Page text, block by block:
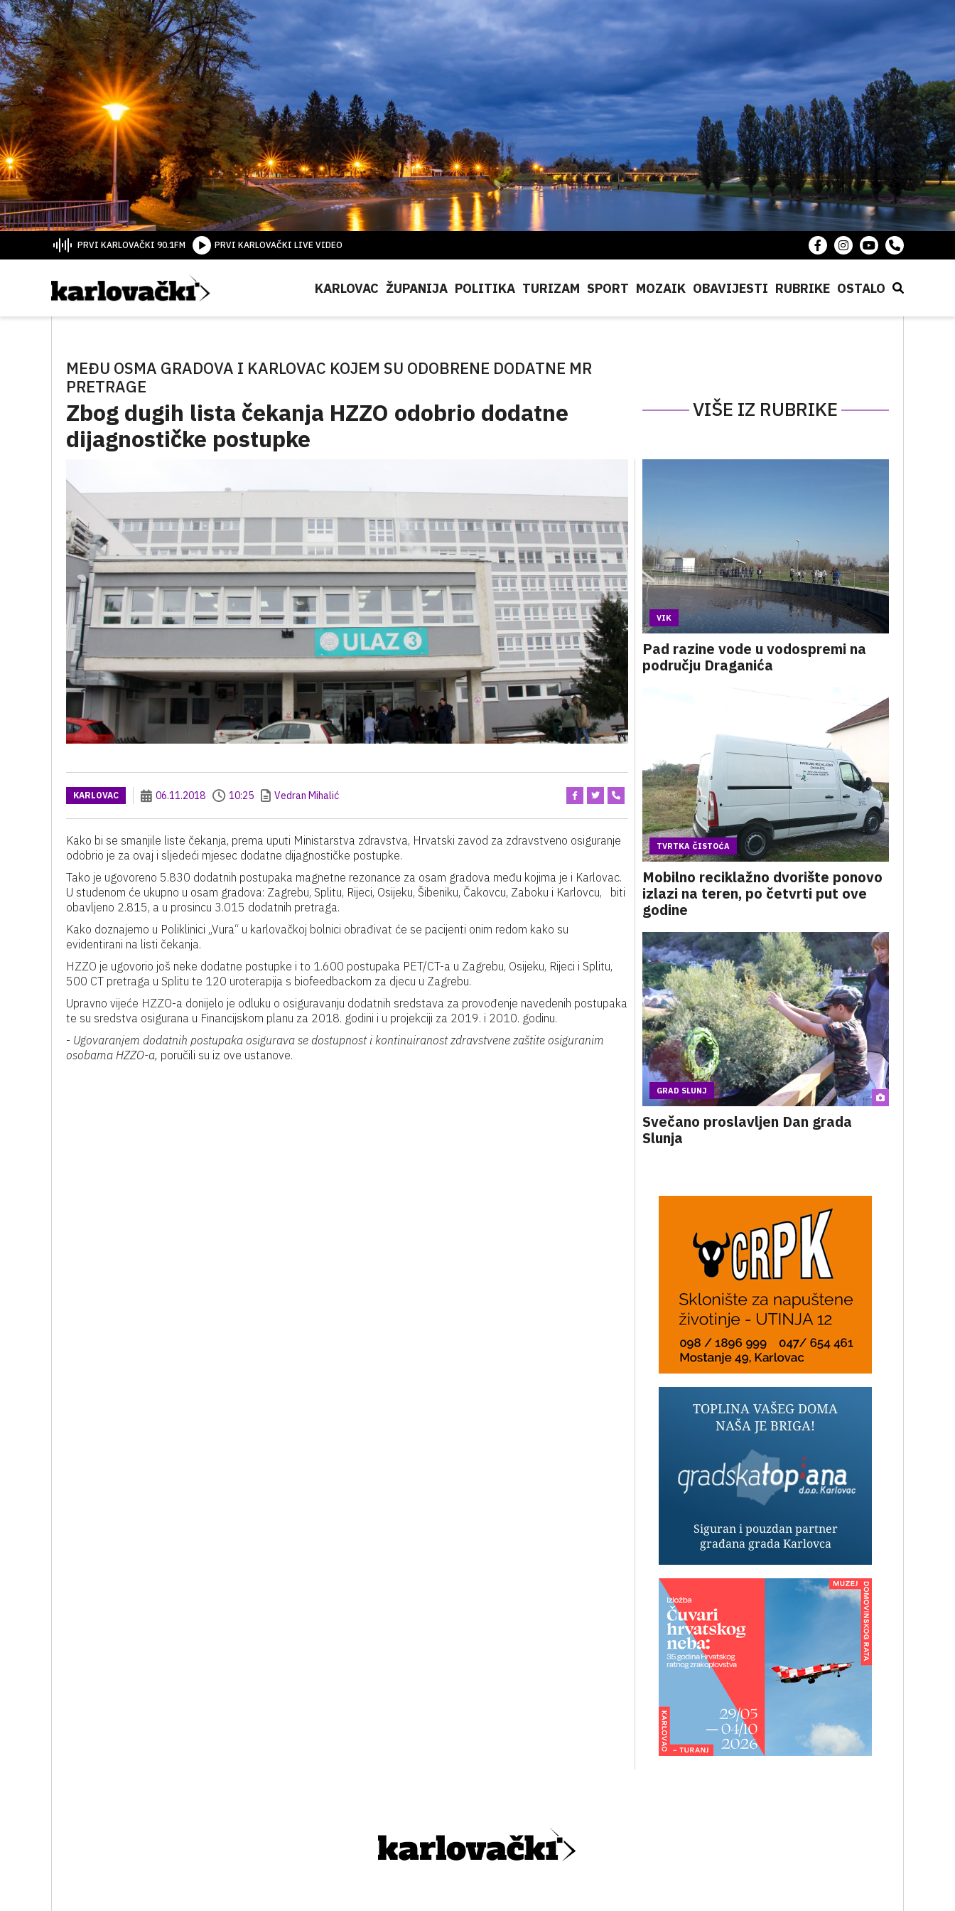
PRVI KARLOVAČKI 90.1FM PRVI KARLOVAČKI LIVE VIDEO
KARLOVAC ŽUPANIJA POLITIKA TURIZAM SPORT MOZAIK OBAVIJESTI RUBRIKE OSTALO
MEĐU OSMA GRADOVA I KARLOVAC KOJEM SU ODOBRENE DODATNE MR
PRETRAGE
Zbog dugih lista čekanja HZZO odobrio dodatne
dijagnostičke postupke
VIŠE IZ RUBRIKE
KARLOVAC 06.11.2018 10:25 Vedran Mihalić
Kako bi se smanjile liste čekanja, prema uputi Ministarstva zdravstva, Hrvatski zavod za zdravstveno osiguranje
odobrio je za ovaj i sljedeći mjesec dodatne dijagnostičke postupke.
Tako je ugovoreno 5.830 dodatnih postupaka magnetne rezonance za osam gradova među kojima je i Karlovac.
U studenom će ukupno u osam gradova: Zagrebu, Splitu, Rijeci, Osijeku, Šibeniku, Čakovcu, Zaboku i Karlovcu, biti
obavljeno 2.815, a u prosincu 3.015 dodatnih pretraga.
Kako doznajemo u Poliklinici „Vura“ u karlovačkoj bolnici obrađivat će se pacijenti onim redom kako su
evidentirani na listi čekanja.
HZZO je ugovorio još neke dodatne postupke i to 1.600 postupaka PET/CT-a u Zagrebu, Osijeku, Rijeci i Splitu,
500 CT pretraga u Splitu te 120 uroterapija s biofeedbackom za djecu u Zagrebu.
Upravno vijeće HZZO-a donijelo je odluku o osiguravanju dodatnih sredstava za provođenje navedenih postupaka
te su sredstva osigurana u Financijskom planu za 2018. godini i u projekciji za 2019. i 2010. godinu.
- Ugovaranjem dodatnih postupaka osigurava se dostupnost i kontinuiranost zdravstvene zaštite osiguranim
osobama HZZO-a, poručili su iz ove ustanove.
VIK
Pad razine vode u vodospremi na
području Draganića
TVRTKA ČISTOĆA
Mobilno reciklažno dvorište ponovo
izlazi na teren, po četvrti put ove
godine
GRAD SLUNJ
Svečano proslavljen Dan grada
Slunja